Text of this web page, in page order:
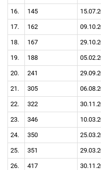
16. 145
17. 162
18. 167
19. 188
20. 241
21. 305
22. 322
23. 346
24. 350
25. 351
26. 417